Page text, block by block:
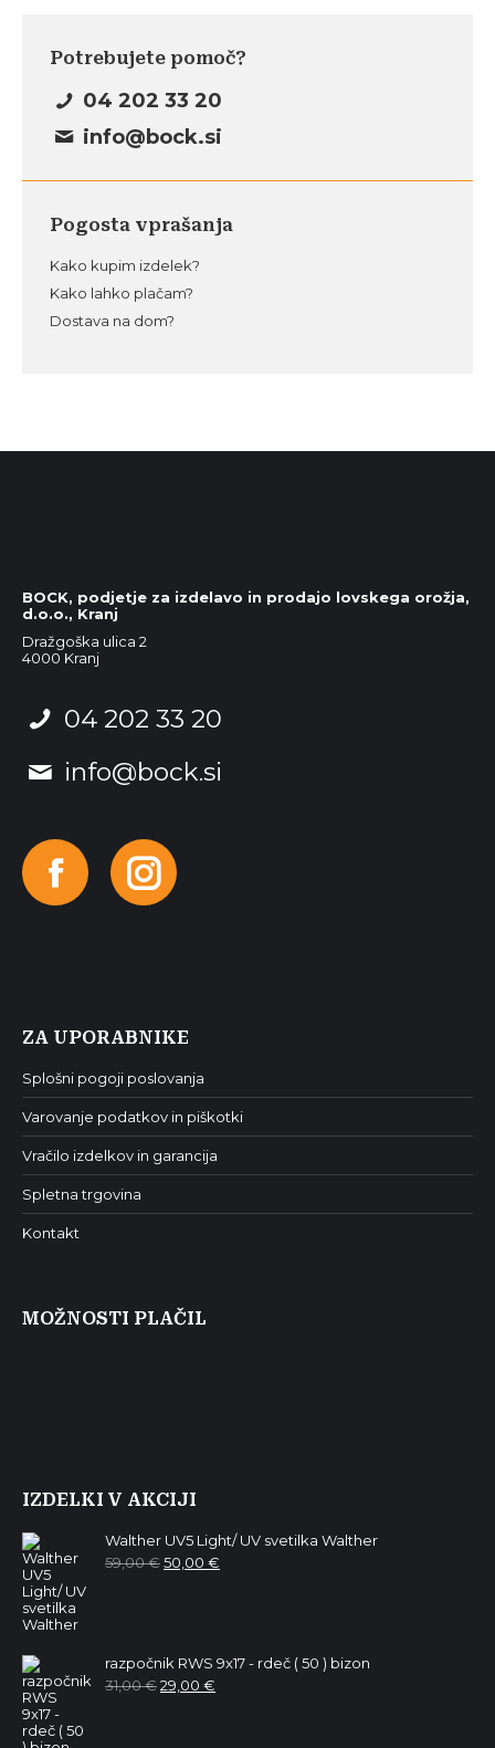
Potrebujete pomoč?
04 202 33 20
info@bock.si
Pogosta vprašanja
Kako kupim izdelek?
Kako lahko plačam?
Dostava na dom?
BOCK, podjetje za izdelavo in prodajo lovskega orožja,
d.o.o., Kranj
Dražgoška ulica 2
4000 Kranj
04 202 33 20
info@bock.si
FacebookInstagram
ZA UPORABNIKE
Splošni pogoji poslovanja
Varovanje podatkov in piškotki
Vračilo izdelkov in garancija
Spletna trgovina
Kontakt
MOŽNOSTI PLAČIL
IZDELKI V AKCIJI
Walther UV5 Light/ UV svetilka Walther
59,00€ Izvirna
50,00 €
razpočnik RWS 9x17 - rdeč ( 50 ) bizon
31,00€Izvirna
29,00 €